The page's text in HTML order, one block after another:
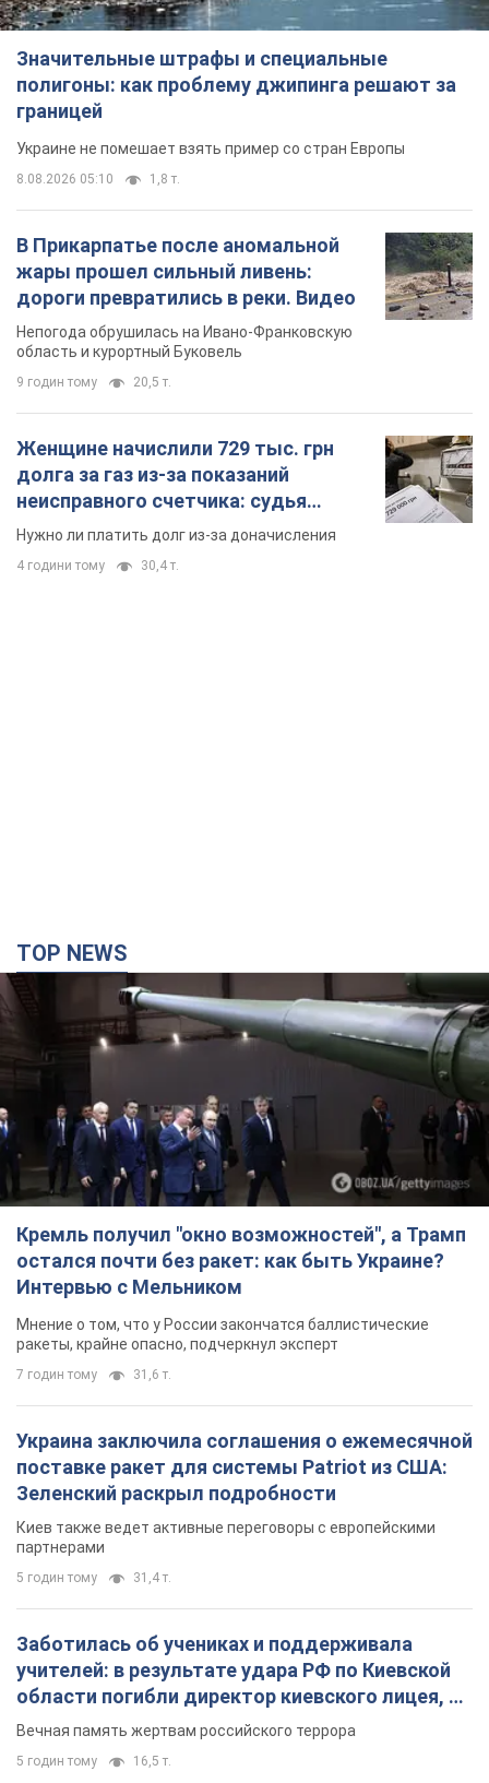
дороги превратились в реки. Видео
Непогода обрушилась на Ивано-Франковскую
область и курортный Буковель
20,5 т.
Женщине начислили 729 тыс. грн
долга за газ из-за показаний
неисправного счетчика: судья
вынес неожиданное решение
Нужно ли платить долг из-за доначисления
4 години тому 30,4 т.
Кремль получил "окно возможностей", а Трамп
остался почти без ракет: как быть Украине?
Интервью с Мельником
Мнение о том, что у России закончатся баллистические
ракеты, крайне опасно, подчеркнул эксперт
Украина заключила соглашения о ежемесячной
поставке ракет для системы Patriot из США:
Зеленский раскрыл подробности
Киев также ведет активные переговоры с европейскими
партнерами
5 годин тому 31,4 т.
Заботилась об учениках и поддерживала
учителей: в результате удара РФ по Киевской
области погибли директор киевского лицея, её
муж и внук
Вечная память жертвам российского террора
5 годин тому 16,5 т.